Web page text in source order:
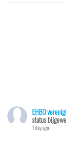
EHBO
status
1 day ago